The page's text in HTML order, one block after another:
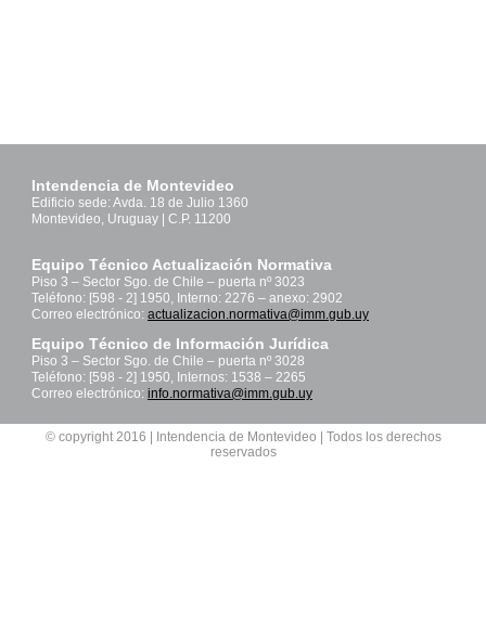
Intendencia de Montevideo
Edificio sede: Avda. 18 de Julio 1360
Montevideo, Uruguay | C.P. 11200
Equipo Técnico Actualización Normativa
Piso 3 – Sector Sgo. de Chile – puerta nº 3023
Teléfono: [598 - 2] 1950, Interno: 2276 – anexo: 2902
Correo electrónico: actualizacion.normativa@imm.gub.uy
Equipo Técnico de Información Jurídica
Piso 3 – Sector Sgo. de Chile – puerta nº 3028
Teléfono: [598 - 2] 1950, Internos: 1538 – 2265
Correo electrónico: info.normativa@imm.gub.uy
© copyright 2016 | Intendencia de Montevideo | Todos los derechos
reservados